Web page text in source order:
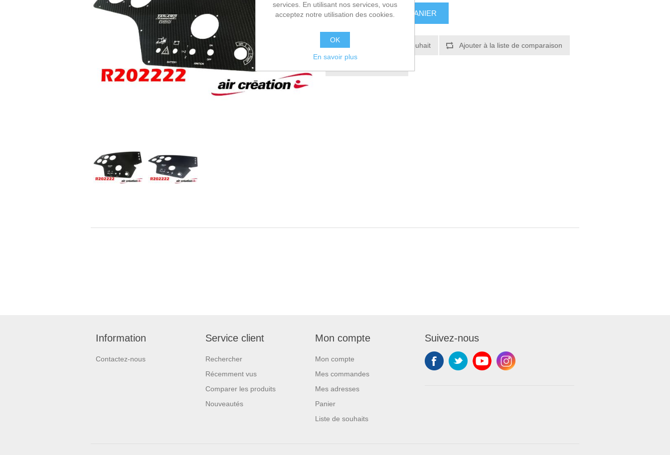
AJOUTER AU PANIER
Ajouter à la liste de souhait Ajouter à la liste de comparaison
Information
Contactez-nous
Service client
Rechercher
Récemment vus
Comparer les produits
Nouveautés
Mon compte
Mon compte
Mes commandes
Mes adresses
Panier
Liste de souhaits
Suivez-nous
services. En utilisant nos services, vous
acceptez notre utilisation des cookies.
OK
En savoir plus